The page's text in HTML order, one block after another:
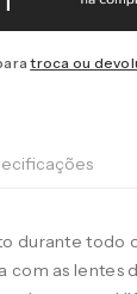
troca ou
durante todo
com as lentes